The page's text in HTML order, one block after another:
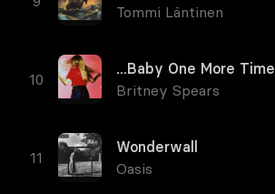
Tommi Läntinen
...Baby One More Time
Britney Spears
Wonderwall
Oasis